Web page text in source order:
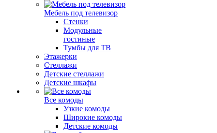
Мебель под телевизор
Стенки
Модульные
гостиные
Тумбы для ТВ
Этажерки
Стеллажи
Детские стеллажи
Детские шкафы
Все комоды
Узкие комоды
Широкие комоды
Детские комоды